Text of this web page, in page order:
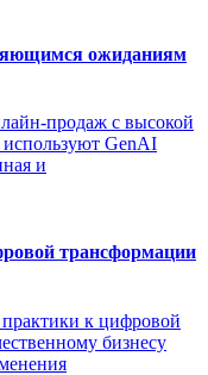
ожиданиям
продаж с высокой
GenAI
и
трансформации
к цифровой
бизнесу